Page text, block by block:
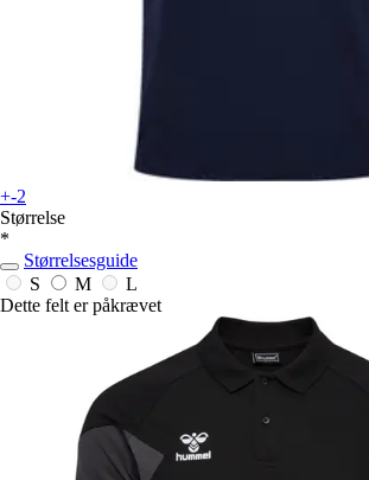
+-2
Størrelse
*
Størrelsesguide
S
M
L
Dette felt er påkrævet